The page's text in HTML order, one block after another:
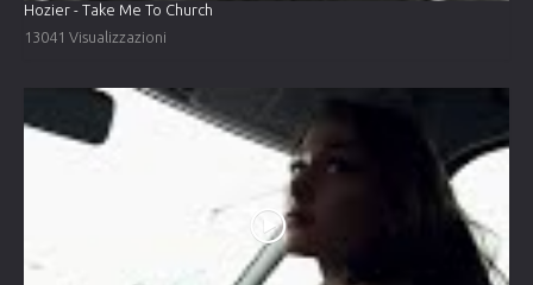
Hozier - Take Me To Church
13041 Visualizzazioni